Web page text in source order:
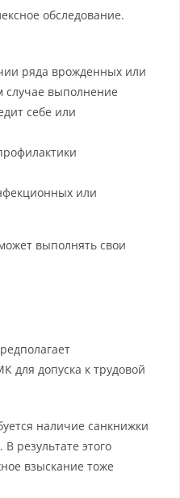
обследование.
ряда врожденных или
случае выполнение
себе или
или
выполнять свои
для допуска к трудовой
наличие санкнижки
результате этого
взыскание тоже